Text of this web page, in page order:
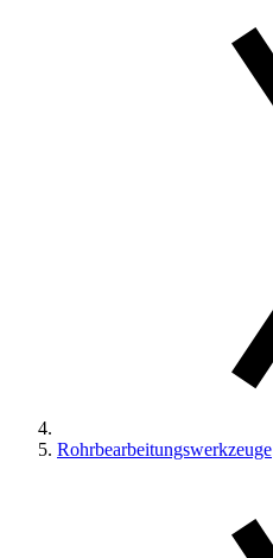
Rohrbearbeitungswerkzeuge